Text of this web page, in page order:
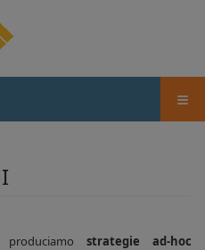
≡
produciamo strategie ad-hoc